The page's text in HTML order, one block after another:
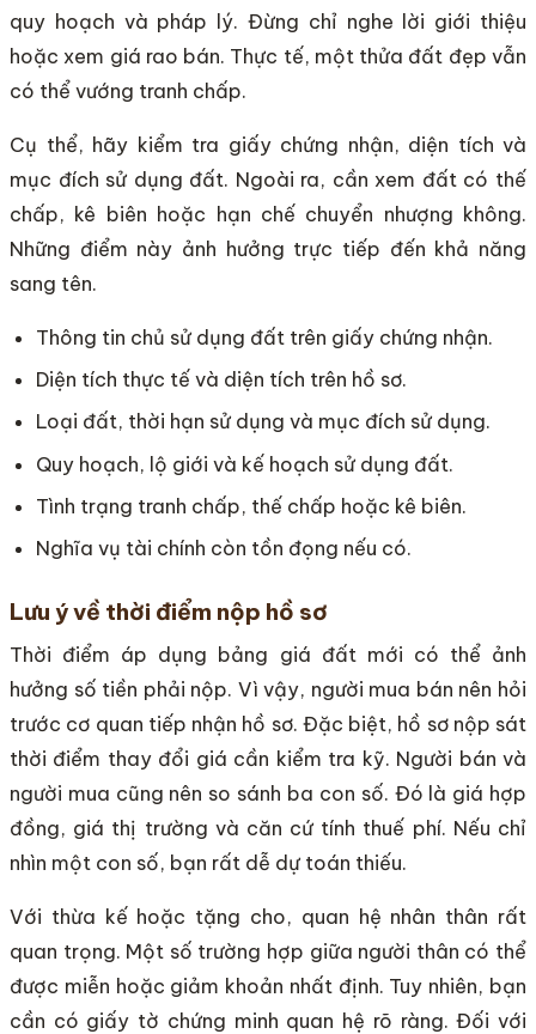
quy hoạch và pháp lý. Đừng chỉ nghe lời giới thiệu
hoặc xem giá rao bán. Thực tế, một thửa đất đẹp vẫn
có thể vướng tranh chấp.
Cụ thể, hãy kiểm tra giấy chứng nhận, diện tích và
mục đích sử dụng đất. Ngoài ra, cần xem đất có thế
chấp, kê biên hoặc hạn chế chuyển nhượng không.
Những điểm này ảnh hưởng trực tiếp đến khả năng
sang tên.
Thông tin chủ sử dụng đất trên giấy chứng nhận.
Diện tích thực tế và diện tích trên hồ sơ.
Loại đất, thời hạn sử dụng và mục đích sử dụng.
Quy hoạch, lộ giới và kế hoạch sử dụng đất.
Tình trạng tranh chấp, thế chấp hoặc kê biên.
Nghĩa vụ tài chính còn tồn đọng nếu có.
Lưu ý về thời điểm nộp hồ sơ
Thời điểm áp dụng bảng giá đất mới có thể ảnh
hưởng số tiền phải nộp. Vì vậy, người mua bán nên hỏi
trước cơ quan tiếp nhận hồ sơ. Đặc biệt, hồ sơ nộp sát
thời điểm thay đổi giá cần kiểm tra kỹ. Người bán và
người mua cũng nên so sánh ba con số. Đó là giá hợp
đồng, giá thị trường và căn cứ tính thuế phí. Nếu chỉ
nhìn một con số, bạn rất dễ dự toán thiếu.
Với thừa kế hoặc tặng cho, quan hệ nhân thân rất
quan trọng. Một số trường hợp giữa người thân có thể
được miễn hoặc giảm khoản nhất định. Tuy nhiên, bạn
cần có giấy tờ chứng minh quan hệ rõ ràng. Đối với